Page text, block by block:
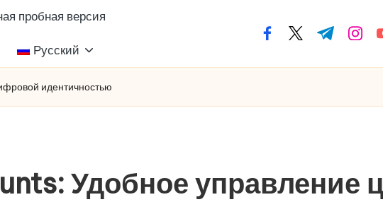
пробная версия
Русский
facebook.com
twitter.com
t.me
идентичностью
Удобное управление